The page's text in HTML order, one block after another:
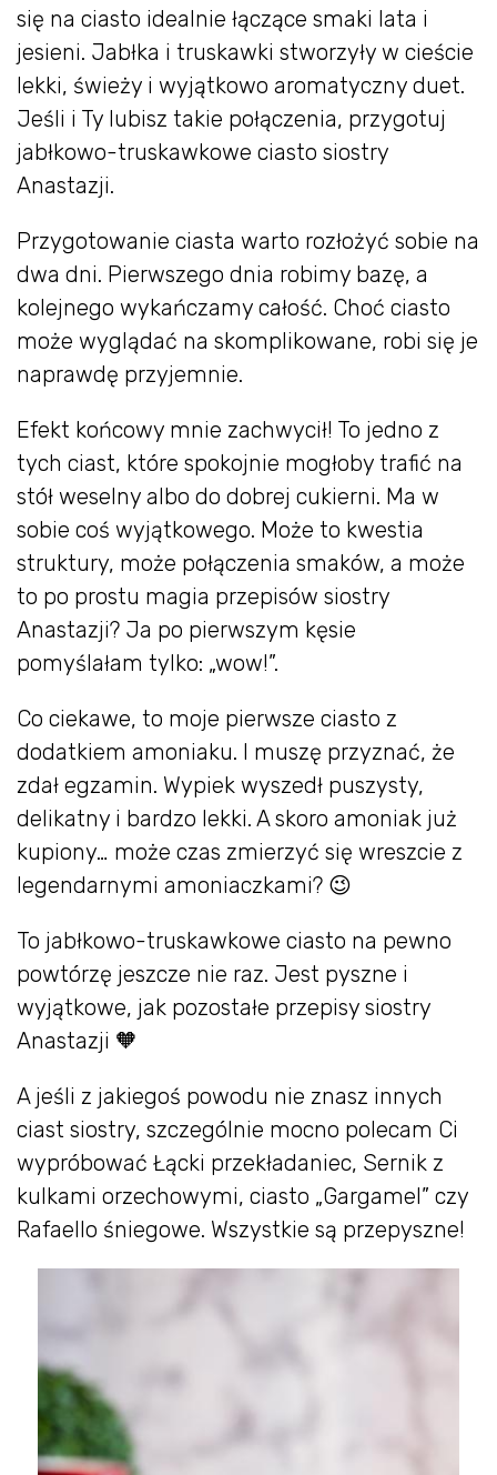
się na ciasto idealnie łączące smaki lata i
jesieni. Jabłka i truskawki stworzyły w cieście
lekki, świeży i wyjątkowo aromatyczny duet.
Jeśli i Ty lubisz takie połączenia, przygotuj
jabłkowo-truskawkowe ciasto siostry
Anastazji.
Przygotowanie ciasta warto rozłożyć sobie na
dwa dni. Pierwszego dnia robimy bazę, a
kolejnego wykańczamy całość. Choć ciasto
może wyglądać na skomplikowane, robi się je
naprawdę przyjemnie.
Efekt końcowy mnie zachwycił! To jedno z
tych ciast, które spokojnie mogłoby trafić na
stół weselny albo do dobrej cukierni. Ma w
sobie coś wyjątkowego. Może to kwestia
struktury, może połączenia smaków, a może
to po prostu magia przepisów siostry
Anastazji? Ja po pierwszym kęsie
pomyślałam tylko: „wow!”.
Co ciekawe, to moje pierwsze ciasto z
dodatkiem amoniaku. I muszę przyznać, że
zdał egzamin. Wypiek wyszedł puszysty,
delikatny i bardzo lekki. A skoro amoniak już
kupiony… może czas zmierzyć się wreszcie z
legendarnymi amoniaczkami? 😉
To jabłkowo-truskawkowe ciasto na pewno
powtórzę jeszcze nie raz. Jest pyszne i
wyjątkowe, jak pozostałe przepisy siostry
Anastazji 🧡
A jeśli z jakiegoś powodu nie znasz innych
ciast siostry, szczególnie mocno polecam Ci
wypróbować Łącki przekładaniec, Sernik z
kulkami orzechowymi, ciasto „Gargamel” czy
Rafaello śniegowe. Wszystkie są przepyszne!